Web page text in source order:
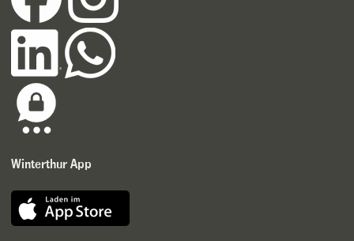
Winterthur App